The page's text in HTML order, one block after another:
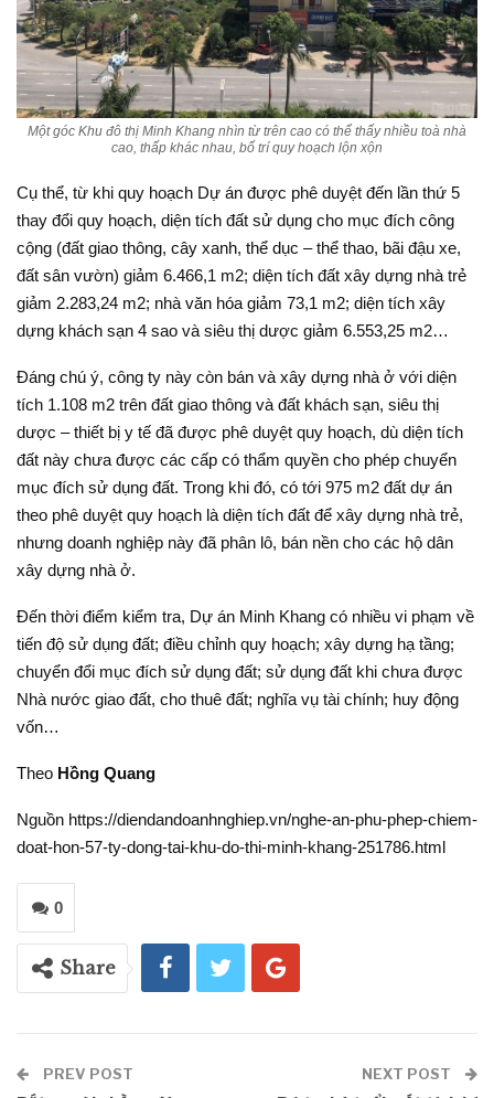
Một góc Khu đô thị Minh Khang nhìn từ trên cao có thể thấy nhiều toà nhà
cao, thấp khác nhau, bố trí quy hoạch lộn xộn
Cụ thể, từ khi quy hoạch Dự án được phê duyệt đến lần thứ 5
thay đổi quy hoạch, diện tích đất sử dụng cho mục đích công
cộng (đất giao thông, cây xanh, thể dục – thể thao, bãi đậu xe,
đất sân vườn) giảm 6.466,1 m2; diện tích đất xây dựng nhà trẻ
giảm 2.283,24 m2; nhà văn hóa giảm 73,1 m2; diện tích xây
dựng khách sạn 4 sao và siêu thị dược giảm 6.553,25 m2…
Đáng chú ý, công ty này còn bán và xây dựng nhà ở với diện
tích 1.108 m2 trên đất giao thông và đất khách sạn, siêu thị
dược – thiết bị y tế đã được phê duyệt quy hoạch, dù diện tích
đất này chưa được các cấp có thẩm quyền cho phép chuyển
mục đích sử dụng đất. Trong khi đó, có tới 975 m2 đất dự án
theo phê duyệt quy hoạch là diện tích đất để xây dựng nhà trẻ,
nhưng doanh nghiệp này đã phân lô, bán nền cho các hộ dân
xây dựng nhà ở.
Đến thời điểm kiểm tra, Dự án Minh Khang có nhiều vi phạm về
tiến độ sử dụng đất; điều chỉnh quy hoạch; xây dựng hạ tầng;
chuyển đổi mục đích sử dụng đất; sử dụng đất khi chưa được
Nhà nước giao đất, cho thuê đất; nghĩa vụ tài chính; huy động
vốn…
Theo Hồng Quang
Nguồn https://diendandoanhnghiep.vn/nghe-an-phu-phep-chiem-
doat-hon-57-ty-dong-tai-khu-do-thi-minh-khang-251786.html
0
Share
PREV POST NEXT POST